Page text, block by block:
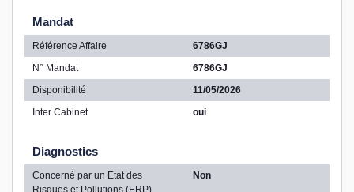
Mandat
Référence Affaire
6786GJ
N° Mandat
6786GJ
Disponibilité
11/05/2026
Inter Cabinet
oui
Diagnostics
Concerné par un Etat des
Risques et Pollutions (ERP)
Non